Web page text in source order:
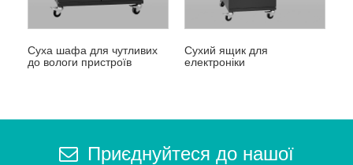
Суха шафа для чутливих
до вологи пристроїв
Сухий ящик для
електроніки
Приєднуйтеся до нашої